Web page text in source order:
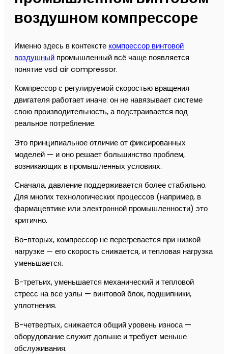
воздушном компрессоре
Именно здесь в контексте компрессор винтовой
воздушный промышленный всё чаще появляется
понятие vsd air compressor.
Компрессор с регулируемой скоростью вращения
двигателя работает иначе: он не навязывает системе
свою производительность, а подстраивается под
реальное потребление.
Это принципиальное отличие от фиксированных
моделей — и оно решает большинство проблем,
возникающих в промышленных условиях.
Сначала, давление поддерживается более стабильно.
Для многих технологических процессов (например, в
фармацевтике или электронной промышленности) это
критично.
Во-вторых, компрессор не перегревается при низкой
нагрузке — его скорость снижается, и тепловая нагрузка
уменьшается.
В-третьих, уменьшается механический и тепловой
стресс на все узлы — винтовой блок, подшипники,
уплотнения.
В-четвертых, снижается общий уровень износа —
оборудование служит дольше и требует меньше
обслуживания.